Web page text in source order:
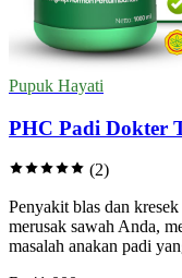
Pupuk Hayati
PHC Padi Dokter
(2)
Penyakit blas dan
merusak sawah Anda,
masalah anakan padi